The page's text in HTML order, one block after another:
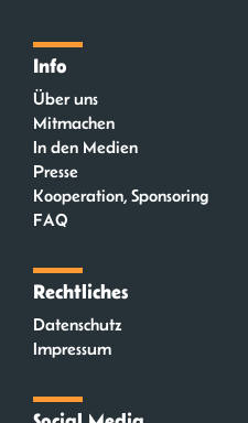
Info
Über uns
Mitmachen
In den Medien
Presse
Kooperation, Sponsoring
FAQ
Rechtliches
Datenschutz
Impressum